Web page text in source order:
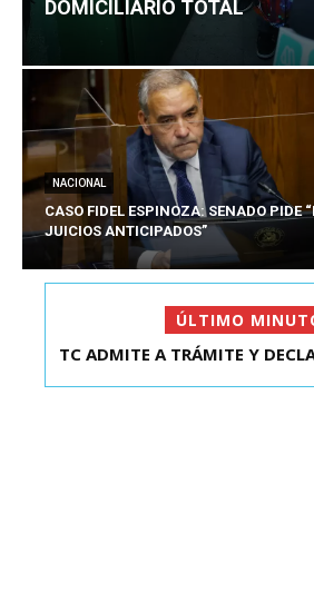
DOMICILIARIO TOTAL
NACIONAL
CASO FIDEL ESPINOZA: SENADO PIDE
JUICIOS ANTICIPADOS”
ÚLTIMO
TC ADMITE A TRÁMITE Y